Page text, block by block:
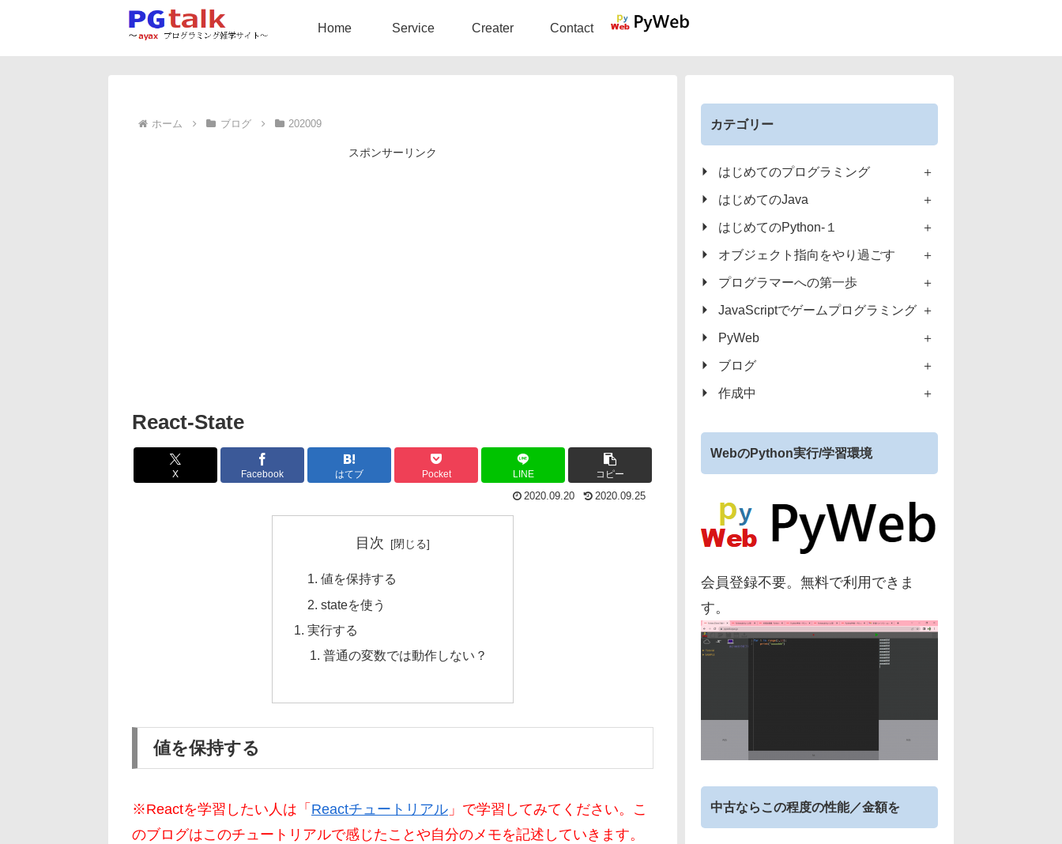
Home Service Creater Contact
ホーム ブログ 202009
スポンサーリンク
React-State
X Facebook はてブ Pocket LINE コピー
2020.09.20 2020.09.25
目次
値を保持する
stateを使う
実行する
普通の変数では動作しない？
値を保持する
※Reactを学習したい人は「 Reactチュートリアル 」で学習してみてください。こ
のブログはこのチュートリアルで感じたことや自分のメモを記述していきます。
カテゴリー
はじめてのプログラミング
はじめてのJava
はじめてのPython-１
オブジェクト指向をやり過ごす
プログラマーへの第一歩
JavaScriptでゲームプログラミング
PyWeb
ブログ
作成中
WebのPython実行/学習環境
会員登録不要。無料で利用できま
す。
中古ならこの程度の性能／金額を